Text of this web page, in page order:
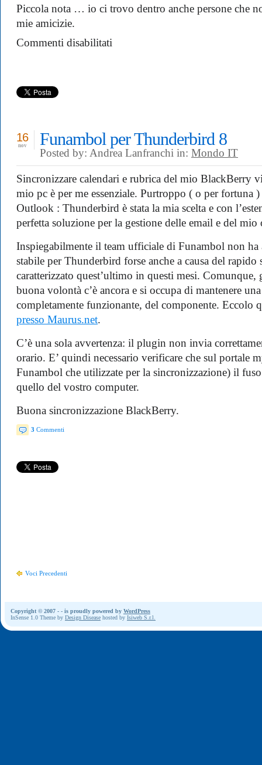
Piccola nota … io ci trovo dentro anche persone che
mie amicizie.
Commenti disabilitatiFacebook
Funambol per Thunderbird 8
16
nov
Posted by: Andrea Lanfranchi in: Mondo IT
Sincronizzare calendari e rubrica del mio BlackBerry
mio pc è per me essenziale. Purtroppo ( o per fortuna
Outlook : Thunderbird è stata la mia scelta e con
perfetta soluzione per la gestione delle email e del mio
Inspiegabilmente il team ufficiale di Funambol non ha
stabile per Thunderbird forse anche a causa del
caratterizzato quest’ultimo in questi mesi.
buona volontà c’è ancora e si occupa di mantenere
completamente funzionante, del componente. Eccolo
presso Maurus.net.
C’è una sola avvertenza: il plugin non invia
orario. E’ quindi necessario verificare che sul portale
Funambol che utilizzate per la sincronizzazione) il
quello del vostro computer.
Buona sincronizzazione BlackBerry.
3 Commenti
Voci Precedenti
Copyright © 2007 - - is proudly powered by WordPress
InSense 1.0 Theme by Design Disease hosted by Isiweb S.r.l.